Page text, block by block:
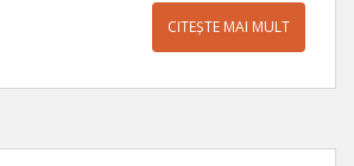
CITEȘTE MAI MULT